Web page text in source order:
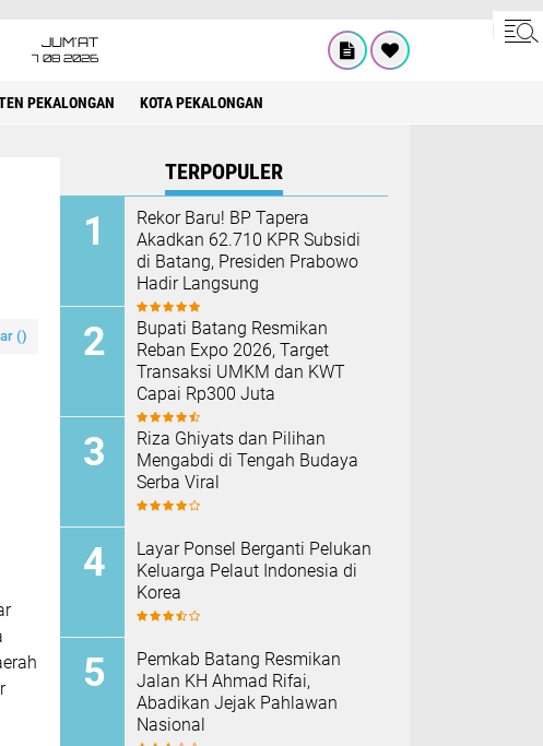
JUM'AT
7 08 2026
PEKALONGAN KOTA PEKALONGAN
()
TERPOPULER
Rekor Baru! BP Tapera
Akadkan 62.710 KPR Subsidi
di Batang, Presiden Prabowo
Hadir Langsung
Bupati Batang Resmikan
Reban Expo 2026, Target
Transaksi UMKM dan KWT
Capai Rp300 Juta
Riza Ghiyats dan Pilihan
Mengabdi di Tengah Budaya
Serba Viral
Layar Ponsel Berganti Pelukan
Keluarga Pelaut Indonesia di
Korea
Pemkab Batang Resmikan
Jalan KH Ahmad Rifai,
Abadikan Jejak Pahlawan
Nasional